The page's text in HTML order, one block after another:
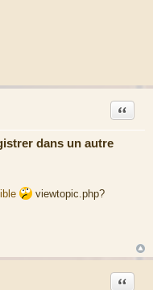
dans un autre
Citation
viewtopic.php?
Citation